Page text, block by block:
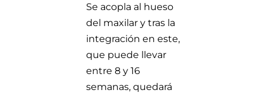
Se acopla al hueso
del maxilar y tras la
integración en este,
que puede llevar
entre 8 y 16
semanas, quedará